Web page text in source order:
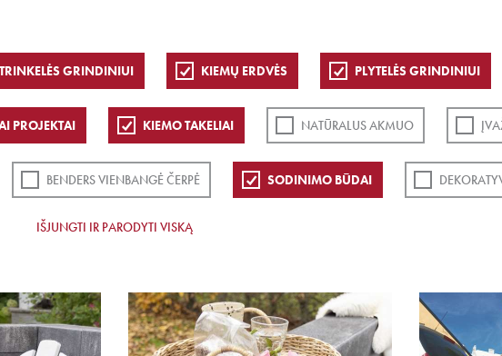
TRINKELĖS GRINDINIUI KIEMŲ ERDVĖS PLYTELĖS GRINDINIUI
PROJEKTAI KIEMO TAKELIAI NATŪRALUS AKMUO
BENDERS VIENBANGĖ ČERPĖ SODINIMO BŪDAI
IŠJUNGTI IR PARODYTI VISKĄ